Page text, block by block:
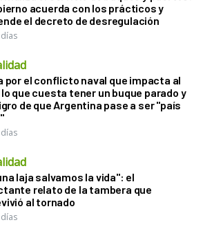
acuerda con los prácticos y
el decreto de desregulación
por el conflicto naval que impacta al
que cuesta tener un buque parado y
de que Argentina pase a ser "país
laja salvamos la vida": el
relato de la tambera que
al tornado